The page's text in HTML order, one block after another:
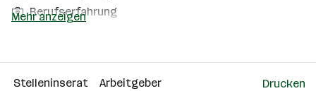
Berufserfahrung
Über das Unternehmen
Mehr anzeigen
Stelleninserat Arbeitgeber Drucken